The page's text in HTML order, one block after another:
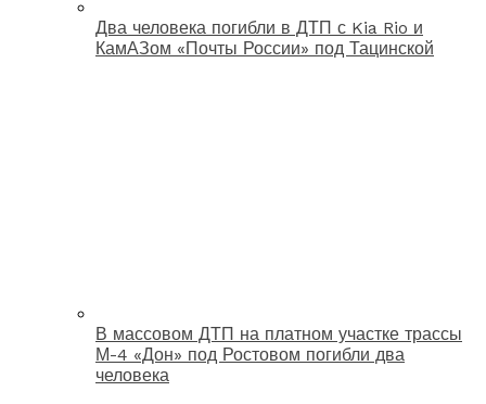
Два человека погибли в ДТП с Kia Rio и
КамАЗом «Почты России» под Тацинской
В массовом ДТП на платном участке трассы
М-4 «Дон» под Ростовом погибли два
человека